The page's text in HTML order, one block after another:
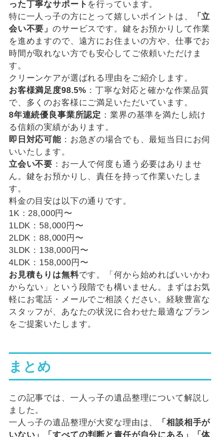
った丁寧なサポート を行っています。
特に一人っ子の方にとって嬉しいポイントは、
「立
会い不要」のサービスです。鍵をお預かりして作業
を進めますので、遠方にお住まいの方や、仕事でお
時間が取れない方でも安心してご依頼いただけま
す。
クリーンケアが選ばれる理由をご紹介します。
お客様満足度98.5% ：丁寧な対応と確かな作業品質
で、多くのお客様にご満足いただいています。
8年連続優良事業所認定 ：業界の基準を満たし続け
る信頼の実績があります。
即日対応可能：お急ぎの場合でも、最短当日にお伺
いいたします。
立会い不要 ：お一人で何度も通う必要はありませ
ん。鍵をお預かりし、責任を持って作業いたしま
す。
料金の目安は以下の通りです。
1K：28,000円〜
1LDK：58,000円〜
2LDK：88,000円〜
3LDK：138,000円〜
4LDK：158,000円〜
お見積もりは無料です。「何から始めればいいかわ
からない」という段階でも構いません。まずはお気
軽にお電話・メールでご相談ください。経験豊富な
スタッフが、あなたの状況に合わせた最適なプラン
をご提案いたします。
まとめ
この記事では、一人っ子の遺品整理について解説し
ました。
一人っ子の遺品整理が大変な理由は、
「相談相手が
いない」「すべての判断と責任が自分にある」「体